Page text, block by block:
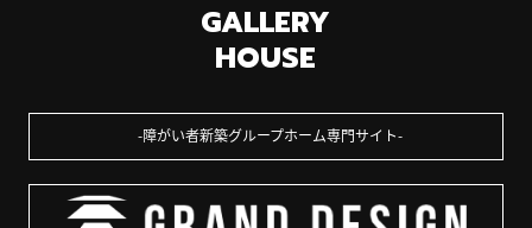
GALLERY
HOUSE
障がい者新築グループホーム専門サイト